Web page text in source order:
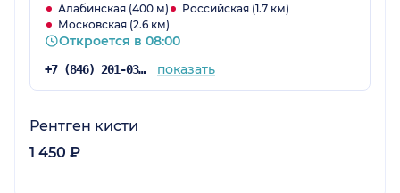
Алабинская (400 м)
Российская (1.7 км)
Московская (2.6 км)
Откроется в 08:00
+7 (846) 201-03-05 показать
Рентген кисти
1 450 ₽